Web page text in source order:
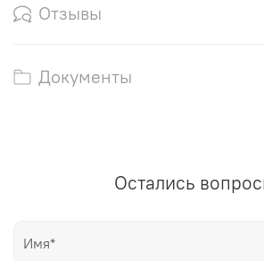
Отзывы
Документы
Остались